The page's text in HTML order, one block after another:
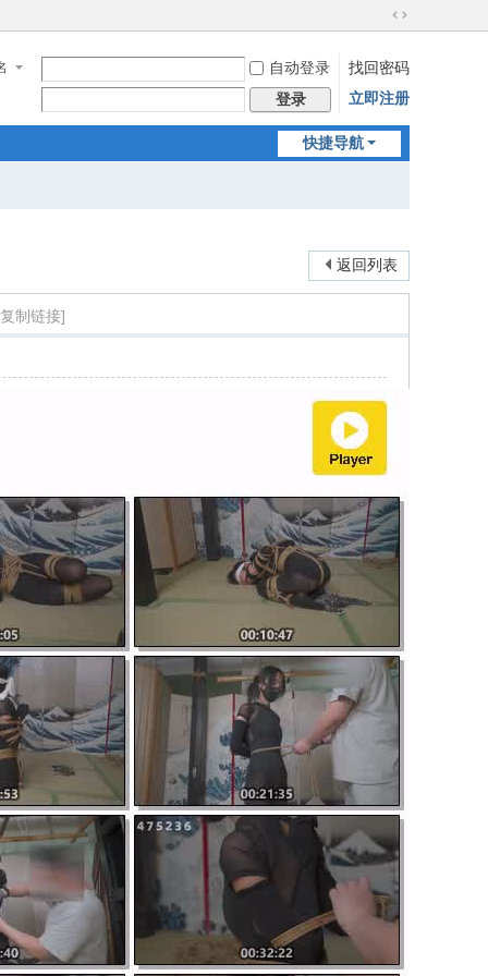
切
到
宽
自动登录
找回密码
登录
立即注册
快捷导航
返回列表
制链接]